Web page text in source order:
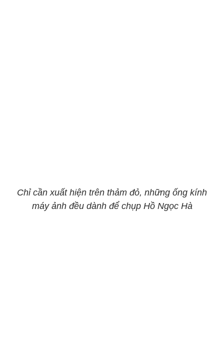
Chỉ cần xuất hiện trên thảm đỏ, những ống kính
máy ảnh đều dành để chụp Hồ Ngọc Hà